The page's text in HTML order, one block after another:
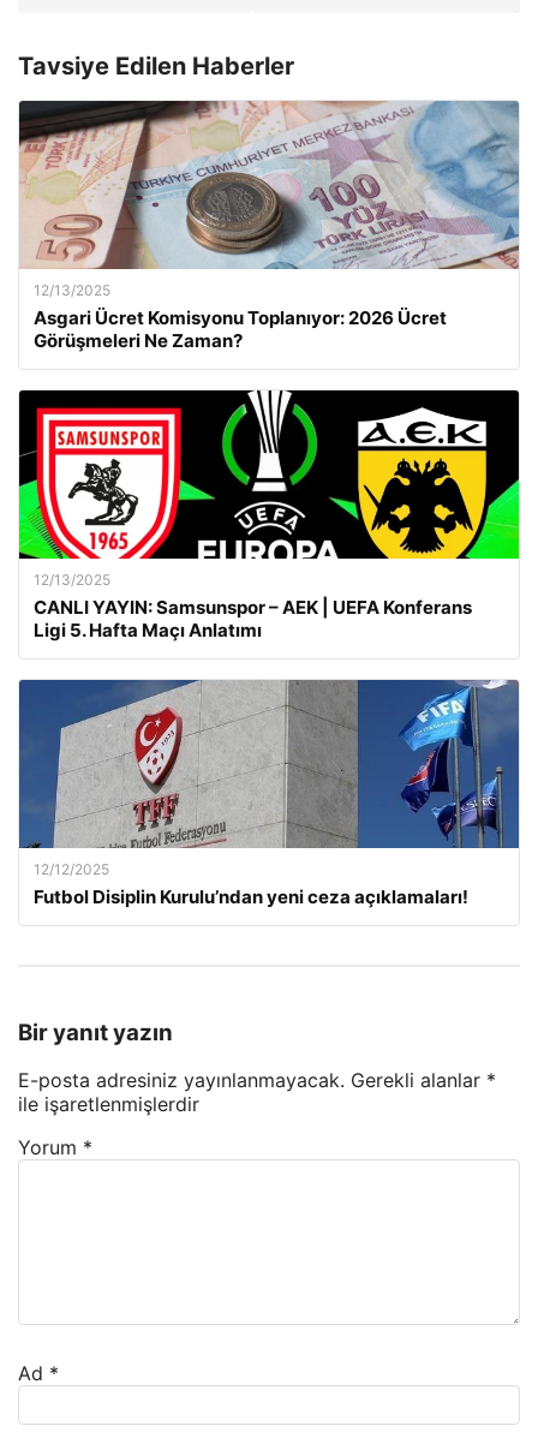
Tavsiye Edilen Haberler
12/13/2025
Asgari Ücret Komisyonu Toplanıyor: 2026 Ücret
Görüşmeleri Ne Zaman?
12/13/2025
CANLI YAYIN: Samsunspor – AEK | UEFA Konferans
Ligi 5. Hafta Maçı Anlatımı
12/12/2025
Futbol Disiplin Kurulu’ndan yeni ceza açıklamaları!
Bir yanıt yazın
E-posta adresiniz yayınlanmayacak. Gerekli alanlar *
ile işaretlenmişlerdir
Yorum *
Ad *